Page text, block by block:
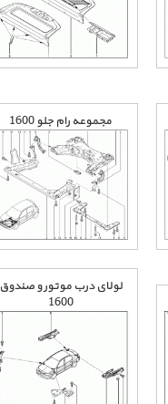
مجموعه رام جلو 1600
لولای درب موتور و صندوق
1600